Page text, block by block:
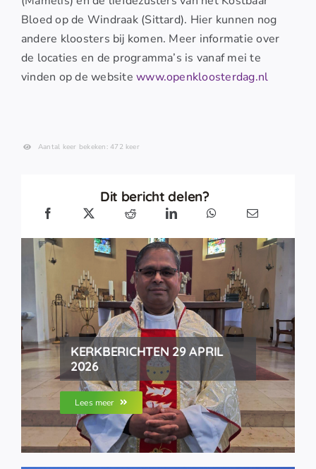
Bloed op de Windraak (Sittard). Hier kunnen nog
andere kloosters bij komen. Meer informatie over
de locaties en de programma’s is vanaf mei te
vinden op de websitewww.openkloosterdag.nl
Aantal keer bekeken: 472 keer
Dit bericht delen?
KERKBERICHTEN 29 APRIL
2026
Lees meer